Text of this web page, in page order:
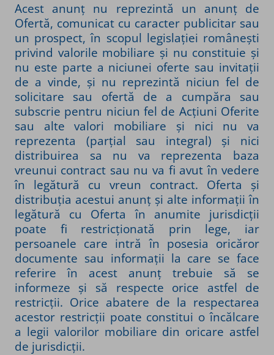
Acest anunț nu reprezintă un anunț de
Ofertă, comunicat cu caracter publicitar sau
un prospect, în scopul legislației românești
privind valorile mobiliare și nu constituie și
nu este parte a niciunei oferte sau invitații
de a vinde, și nu reprezintă niciun fel de
solicitare sau ofertă de a cumpăra sau
subscrie pentru niciun fel de Acțiuni Oferite
sau alte valori mobiliare și nici nu va
reprezenta (parțial sau integral) și nici
distribuirea sa nu va reprezenta baza
vreunui contract sau nu va fi avut în vedere
în legătură cu vreun contract. Oferta și
distribuția acestui anunț și alte informații în
legătură cu Oferta în anumite jurisdicții
poate fi restricționată prin lege, iar
persoanele care intră în posesia oricăror
documente sau informații la care se face
referire în acest anunț trebuie să se
informeze și să respecte orice astfel de
restricții. Orice abatere de la respectarea
acestor restricții poate constitui o încălcare
a legii valorilor mobiliare din oricare astfel
de jurisdicții.